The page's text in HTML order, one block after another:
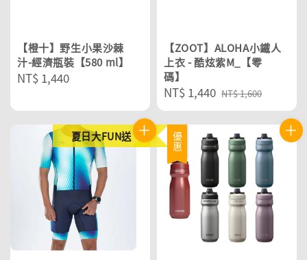
【橙十】野生小果沙棘
汁-經濟瓶裝【580 ml】
Regular
NT$ 1,440
【ZOOT】ALOHA小鐵人
上衣 - 酷炫紫M_【零
碼】
Sale
price
NT$ 1,440 Regular
price
NT$ 1,600
夏日大FUN送 優惠